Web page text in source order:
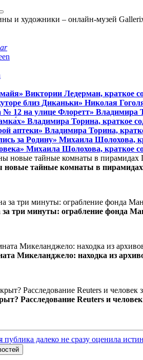
Виктории Ледерман, краткое
близ Диканьки» Николая
№ 12 на улице Флоретт» Владимира
Владимира Торина, краткое
аптеки» Владимира Торина,
за Родину» Михаила Шолохова,
Михаила Шолохова, краткое
новые тайные комнаты в
за три минуты: ограбление фонда
Микеланджело: находка из
Расследование Reuters и
публика далеко не сразу оценила